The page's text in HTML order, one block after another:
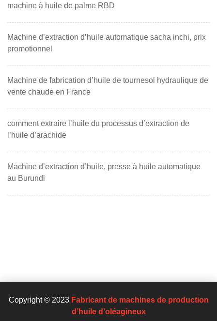
machine à huile de palme RBD
Machine d’extraction d’huile automatique sacha inchi, prix
promotionnel
Machine de fabrication d’huile de tournesol hydraulique de
vente chaude en France
comment extraire l’huile du processus d’extraction de
l’huile d’arachide
Machine d’extraction d’huile, presse à huile automatique
au Burundi
Copyright © 2023 Fabricant de machines de production
d’huile d’oléagineux